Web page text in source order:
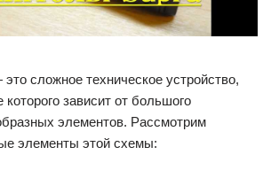
сложное техническое устройство,
зависит от большого
элементов. Рассмотрим
элементы этой схемы: